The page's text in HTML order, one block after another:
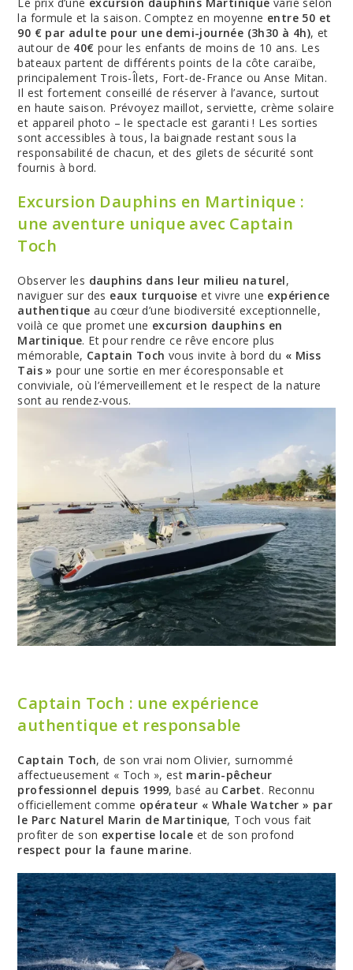
la formule et la saison. Comptez en moyenne entre 50 et
90 € par adulte pour une demi-journée (3h30 à 4h), et
autour de 40€ pour les enfants de moins de 10 ans. Les
bateaux partent de différents points de la côte caraïbe,
principalement Trois-Îlets, Fort-de-France ou Anse Mitan.
Il est fortement conseillé de réserver à l’avance, surtout
en haute saison. Prévoyez maillot, serviette, crème solaire
et appareil photo – le spectacle est garanti ! Les sorties
sont accessibles à tous, la baignade restant sous la
responsabilité de chacun, et des gilets de sécurité sont
fournis à bord.
Excursion Dauphins en Martinique :
une aventure unique avec Captain
Toch
Observer les dauphins dans leur milieu naturel,
naviguer sur des eaux turquoise et vivre une expérience
authentique au cœur d’une biodiversité exceptionnelle,
voilà ce que promet une excursion dauphins en
Martinique. Et pour rendre ce rêve encore plus
mémorable, Captain Toch vous invite à bord du « Miss
Tais » pour une sortie en mer écoresponsable et
conviviale, où l’émerveillement et le respect de la nature
sont au rendez-vous.
Captain Toch : une expérience
authentique et responsable
Captain Toch, de son vrai nom Olivier, surnommé
affectueusement « Toch », est marin-pêcheur
professionnel depuis 1999, basé au Carbet. Reconnu
officiellement comme opérateur « Whale Watcher » par
le Parc Naturel Marin de Martinique, Toch vous fait
profiter de son expertise locale et de son profond
respect pour la faune marine.